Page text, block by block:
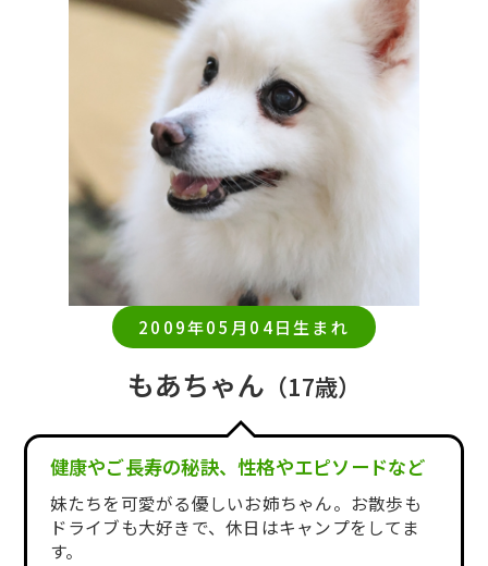
2009年05月04日生まれ
もあちゃん （17歳）
健康やご長寿の秘訣、性格やエピソードなど
妹たちを可愛がる優しいお姉ちゃん。お散歩も
ドライブも大好きで、休日はキャンプをしてま
す。